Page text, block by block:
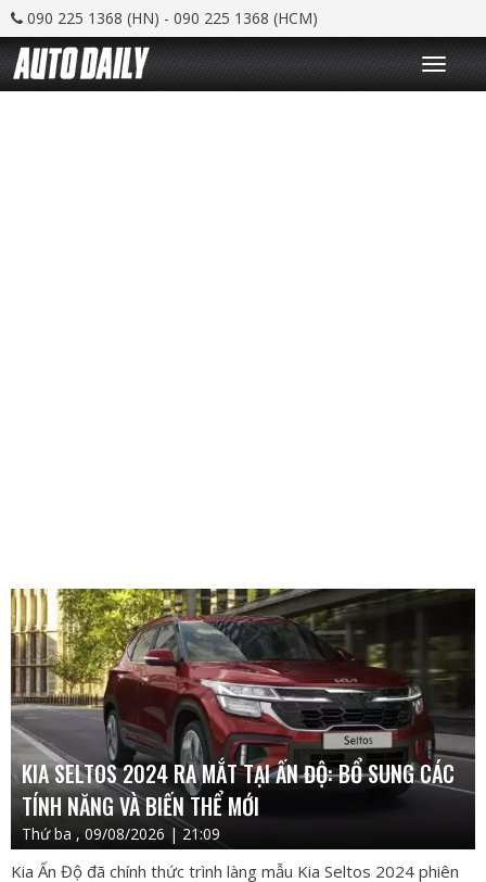
090 225 1368 (HN) - 090 225 1368 (HCM)
T
o
g
KIA SELTOS 2024 RA MẮT TẠI ẤN ĐỘ: BỔ SUNG CÁC
TÍNH NĂNG VÀ BIẾN THỂ MỚI
Thứ ba , 09/08/2026 | 21:09
Kia Ấn Độ đã chính thức trình làng mẫu Kia Seltos 2024 phiên